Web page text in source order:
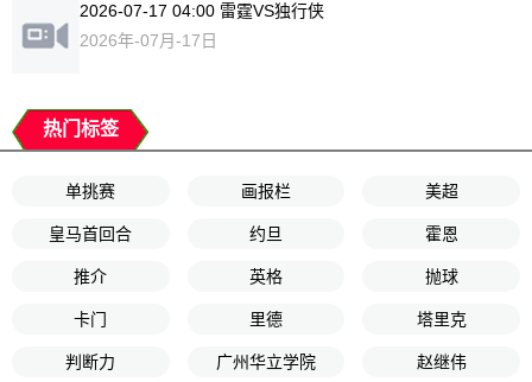
2026-07-17 04:00 雷霆VS独行侠
2026年-07月-17日
热门标签
单挑赛 画报栏 美超
皇马首回合 约旦 霍恩
推介 英格 抛球
卡门 里德 塔里克
判断力 广州华立学院 赵继伟